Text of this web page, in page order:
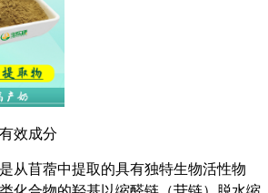
效成分
是从苜蓿中提取的具有独特生物活性物